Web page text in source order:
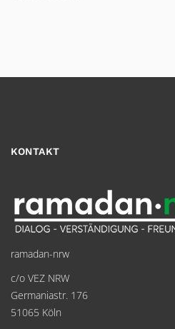
KONTAKT
ramadan-nrw
c/o VEZ NRW
Germaniastr. 176
51065 Köln